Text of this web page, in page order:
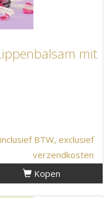
mit
inclusief BTW, exclusief
verzendkosten
Kopen